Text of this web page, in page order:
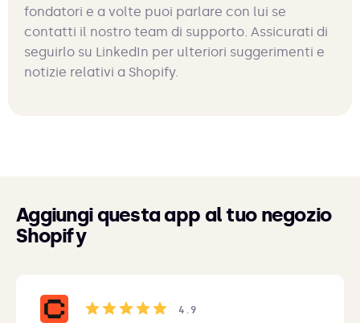
fondatori e a volte puoi parlare con lui se
contatti il nostro team di supporto. Assicurati di
seguirlo su LinkedIn per ulteriori suggerimenti e
notizie relativi a Shopify.
Aggiungi questa app al tuo negozio
Shopify
4.9